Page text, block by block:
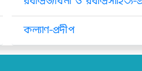
কল্যাণ-প্রদীপ